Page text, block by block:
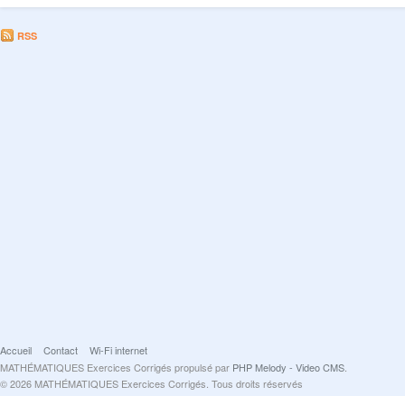
RSS
Accueil Contact
Wi-Fi internet
MATHÉMATIQUES Exercices Corrigés propulsé par PHP Melody - Video CMS
© 2026 MATHÉMATIQUES Exercices Corrigés. Tous droits réservés